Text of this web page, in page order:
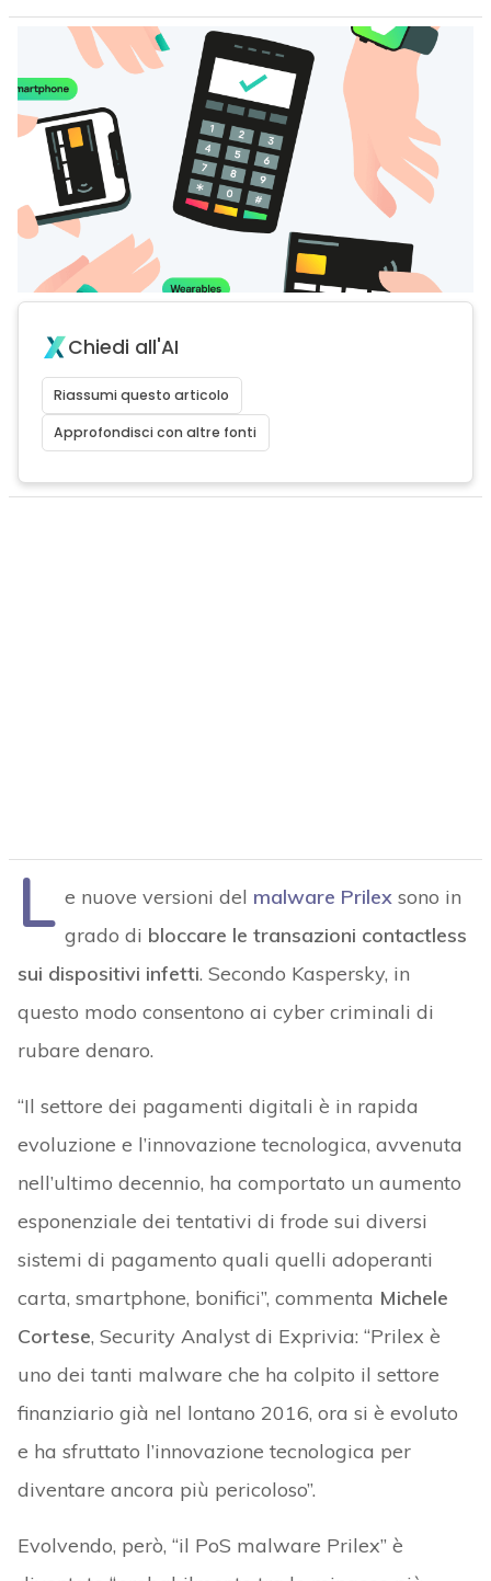
Chiedi all'AI
Riassumi questo articolo
Approfondisci con altre fonti
L e nuove versioni del malware Prilexsono in
grado di bloccare le transazioni contactless
sui dispositivi infetti. Secondo Kaspersky, in
questo modo consentono ai cyber criminali di
rubare denaro.
“Il settore dei pagamenti digitali è in rapida
evoluzione e l’innovazione tecnologica, avvenuta
nell’ultimo decennio, ha comportato un aumento
esponenziale dei tentativi di frode sui diversi
sistemi di pagamento quali quelli adoperanti
carta, smartphone, bonifici”, commenta Michele
Cortese, Security Analyst di Exprivia: “Prilex è
uno dei tanti malware che ha colpito il settore
finanziario già nel lontano 2016, ora si è evoluto
e ha sfruttato l’innovazione tecnologica per
diventare ancora più pericoloso”.
Evolvendo, però, “il PoS malware Prilex” è